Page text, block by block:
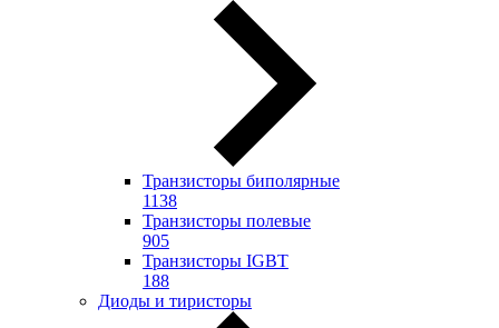
Транзисторы биполярные
1138
Транзисторы полевые
905
Транзисторы IGBT
188
Диоды и тиристоры